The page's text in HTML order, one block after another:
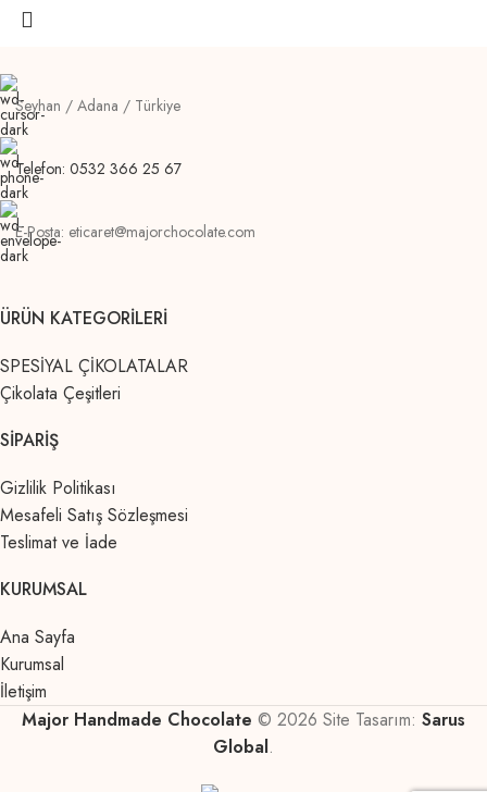
Seyhan / Adana / Türkiye
Telefon: 0532 366 25 67
E-Posta: eticaret@majorchocolate.com
ÜRÜN KATEGORILERI
SPESİYAL ÇİKOLATALAR
Çikolata Çeşitleri
SIPARIŞ
Gizlilik Politikası
Mesafeli Satış Sözleşmesi
Teslimat ve İade
KURUMSAL
Ana Sayfa
Kurumsal
İletişim
Major Handmade Chocolate © 2026 Site Tasarım: Sarus
Global.